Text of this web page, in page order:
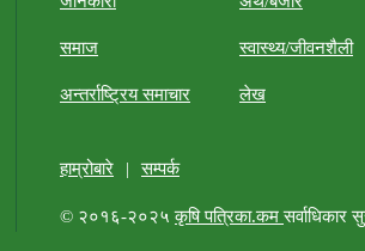
समाज स्वास्थ्य/जीवनशैली
अन्तर्राष्ट्रिय समाचार लेख
हाम्रोबारे | सम्पर्क
© २०१६-२०२५कृषि पत्रिका.कमसर्वाधिकार